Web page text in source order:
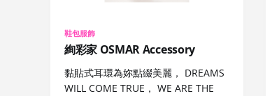
鞋包服飾
絢彩家 OSMAR Accessory
黏貼式耳環為妳點綴美麗， DREAMS
WILL COME TRUE， WE ARE THE